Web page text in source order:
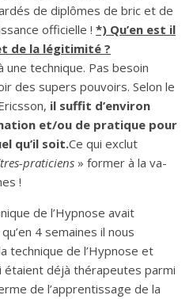
de diplômes de bric et de
officielle ! *) Qu’en est il
de la légitimité ?
une technique. Pas besoin
des supers pouvoirs. Selon le
il suffit d’environ
et/ou de pratique pour
qu’il soit.Ce qui exclut
praticiens » former à la va-
!
de l’Hypnose avait
4 semaines il nous
technique de l’Hypnose et
étaient déjà thérapeutes parmi
de l’apprentissage de la